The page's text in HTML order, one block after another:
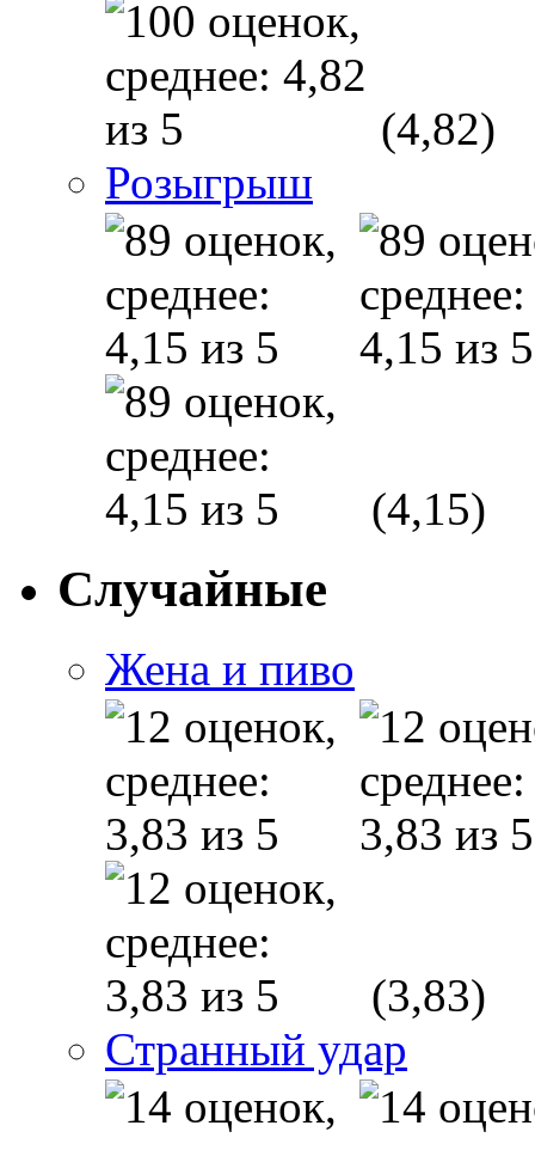
(4,82)
Розыгрыш
(4,15)
Случайные
Жена и пиво
(3,83)
Странный удар